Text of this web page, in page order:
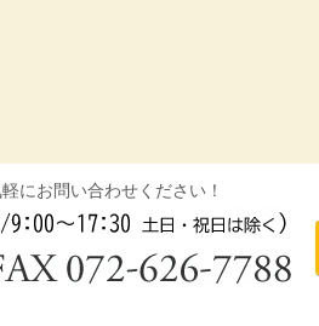
にお問い合わせください！